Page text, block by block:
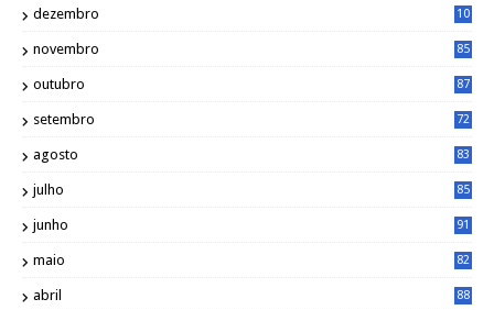
dezembro
10
novembro 85
outubro 87
setembro 72
agosto 83
julho 85
junho 91
maio 82
abril 88